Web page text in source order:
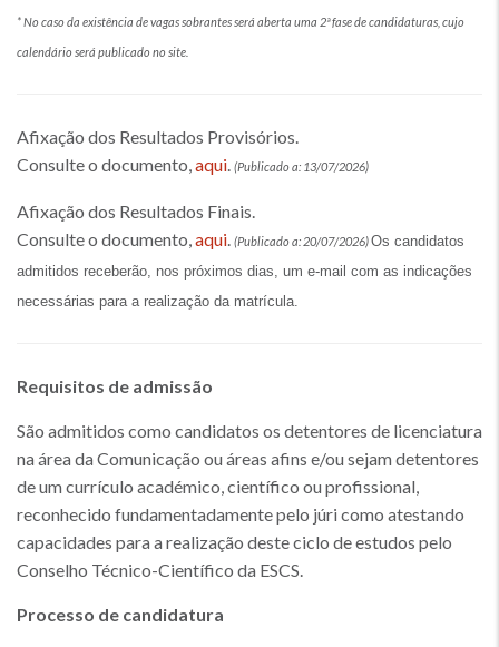
* No caso da existência de vagas sobrantes será aberta uma 2ª fase de candidaturas, cujo
calendário será publicado no site.
Afixação dos Resultados Provisórios.
Consulte o documento,aqui. (Publicado a: 13/07/2026)
Afixação dos Resultados Finais.
Consulte o documento,aqui. (Publicado a: 20/07/2026)Os candidatos
admitidos receberão, nos próximos dias, um e-mail com as indicações
necessárias para a realização da matrícula.
Requisitos de admissão
São admitidos como candidatos os detentores de licenciatura
na área da Comunicação ou áreas afins e/ou sejam detentores
de um currículo académico, científico ou profissional,
reconhecido fundamentadamente pelo júri como atestando
capacidades para a realização deste ciclo de estudos pelo
Conselho Técnico-Científico da ESCS.
Processo de candidatura